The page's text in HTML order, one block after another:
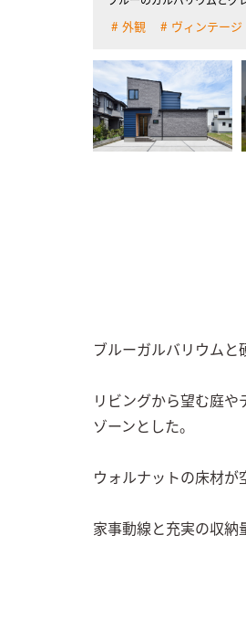
外観 ヴィンテージ
ブルーガルバリウムと
リビングから望む庭
ゾーンとした。
ウォルナットの床材が
家事動線と充実の収納